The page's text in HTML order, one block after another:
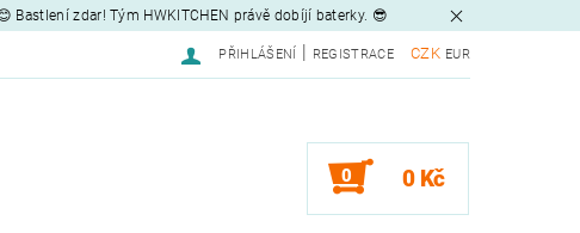
zdar! Tým HWKITCHEN právě dobíjí baterky. 😎
CZK EUR
PŘIHLÁŠENÍ REGISTRACE
0 0 Kč